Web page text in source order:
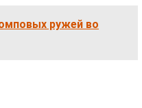
ружей во